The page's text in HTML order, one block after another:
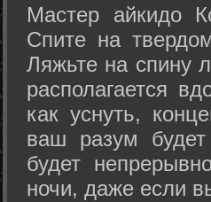
Мастер айкидо
Спите на
Ляжьте на спину
располагается
как уснуть,
ваш разум
будет
ночи, даже если